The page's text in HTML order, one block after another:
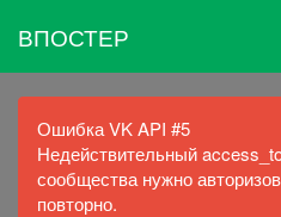
ВПОСТЕР
Ошибка VK API #5
Недействительный
сообщества нужно
повторно.